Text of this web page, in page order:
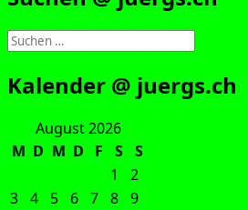
Suchen
nach:
Kalender @ juergs.ch
August 2026
M D M D F S
S
1
2
3 4 5 6 7 8 9